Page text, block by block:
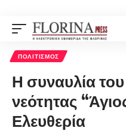
ΠΟΛΙΤΙΣΜΌΣ
Η συναυλία
νεότητας
Ελευθερία